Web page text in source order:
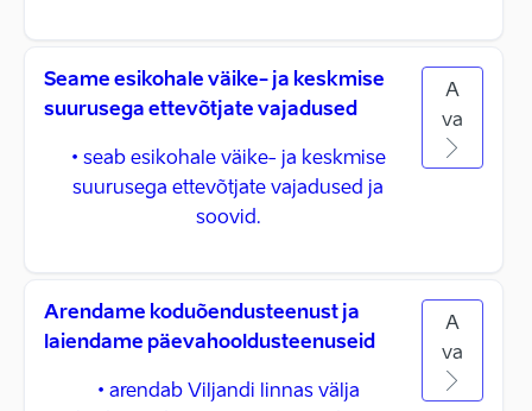
Seame esikohale väike- ja keskmise
suurusega ettevõtjate vajadused
• seab esikohale väike- ja keskmise
suurusega ettevõtjate vajadused ja
soovid.
A
va
Arendame koduõendusteenust ja
laiendame päevahooldusteenuseid
• arendab Viljandi linnas välja
A
va